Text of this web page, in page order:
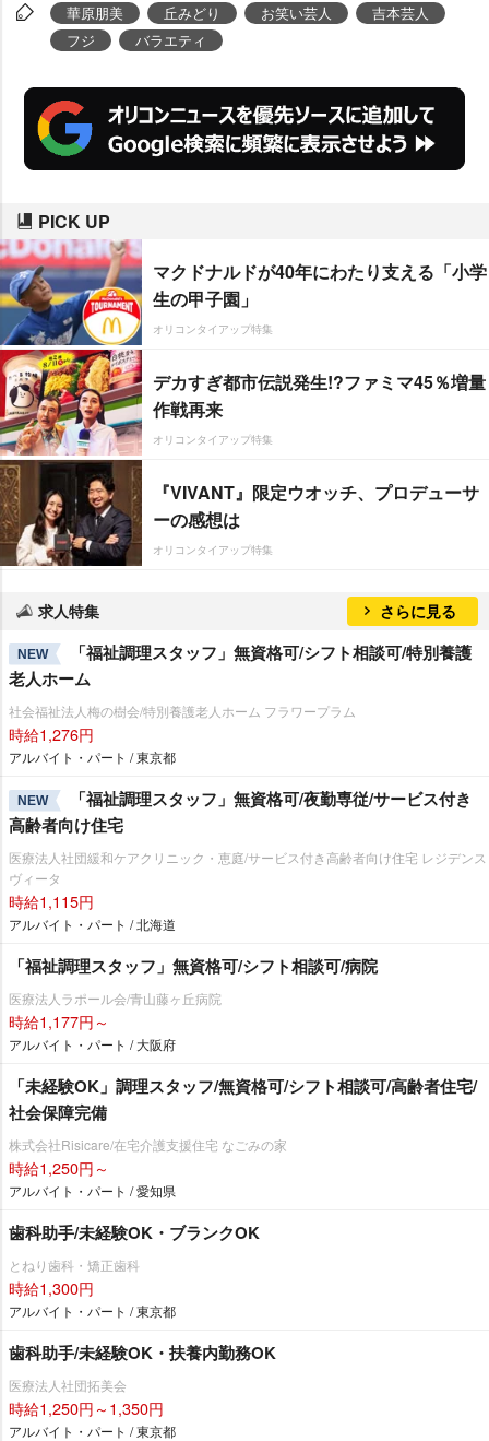
華原朋美 丘みどり お笑い芸人
吉本芸人
フジ
バラエティ
PICK UP
マクドナルドが40年にわたり支える「小学
生の甲子園」
オリコンタイアップ特集
デカすぎ都市伝説発生!?ファミマ45％増量
作戦再来
オリコンタイアップ特集
『VIVANT』限定ウオッチ、プロデューサ
ーの感想は
オリコンタイアップ特集
求人特集 さらに見る
NEW
「福祉調理スタッフ」無資格可/シフト相談可/特別養護
老人ホーム
社会福祉法人梅の樹会/特別養護老人ホーム フラワープラム
時給1,276円
アルバイト・パート / 東京都
NEW
「福祉調理スタッフ」無資格可/夜勤専従/サービス付き
高齢者向け住宅
医療法人社団緩和ケアクリニック・恵庭/サービス付き高齢者向け住宅 レジデンス
ヴィータ
時給1,115円
アルバイト・パート / 北海道
「福祉調理スタッフ」無資格可/シフト相談可/病院
医療法人ラポール会/青山藤ヶ丘病院
時給1,177円～
アルバイト・パート / 大阪府
「未経験OK」調理スタッフ/無資格可/シフト相談可/高齢者住宅/
社会保障完備
株式会社Risicare/在宅介護支援住宅 なごみの家
時給1,250円～
アルバイト・パート / 愛知県
歯科助手/未経験OK・ブランクOK
とねり歯科・矯正歯科
時給1,300円
アルバイト・パート / 東京都
歯科助手/未経験OK・扶養内勤務OK
医療法人社団拓美会
時給1,250円～1,350円
アルバイト・パート / 東京都